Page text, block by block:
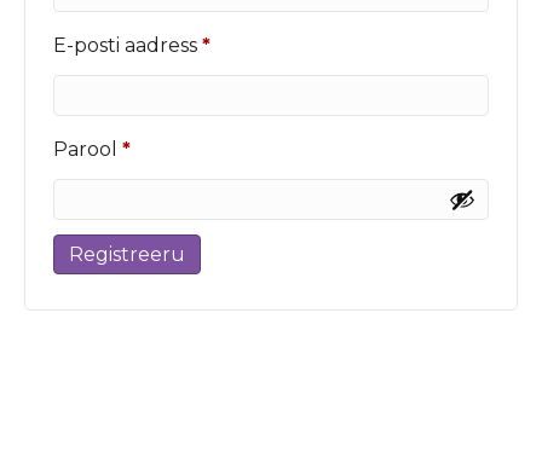
E-posti aadress *Nõutud
Parool *Nõutud
Registreeru